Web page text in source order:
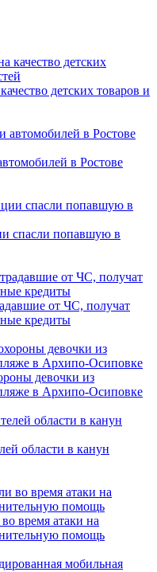
детских товаров и
в Ростове
спасли попавшую в
от ЧС, получат
кредиты
девочки из
в Архипо-Осиповке
области в канун
время атаки на
помощь